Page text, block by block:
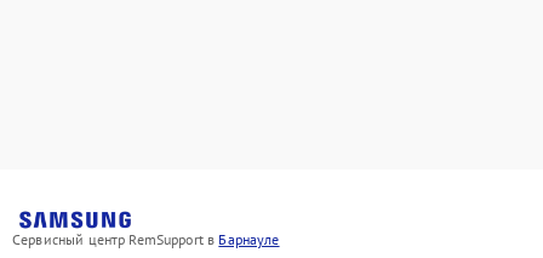
Сервисный центр RemSupport в Барнауле